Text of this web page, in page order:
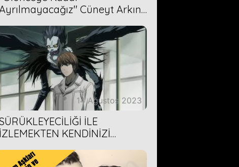
Cüneyt Arkın-
14 Ağustos 2023
İLE
İZLEMEKTEN KENDİNİZİ
ÖNERİMİZ